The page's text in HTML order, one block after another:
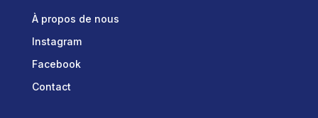
À propos de nous
Instagram
Facebook
Contact